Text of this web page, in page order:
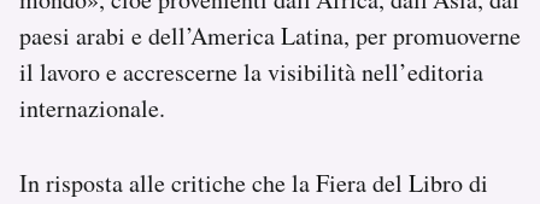
paesi arabi e dell’America Latina, per promuoverne
il lavoro e accrescerne la visibilità nell’editoria
internazionale.
In risposta alle critiche che la Fiera del Libro di